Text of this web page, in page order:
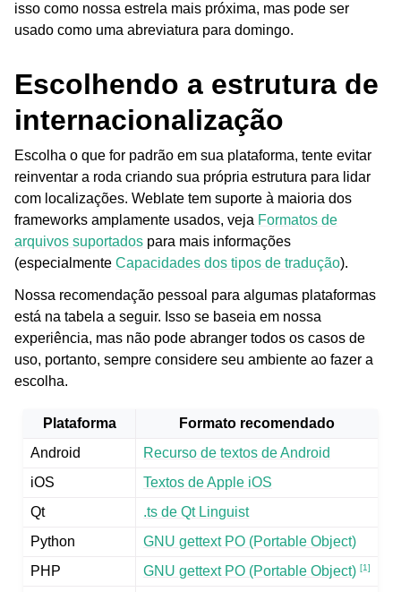
navigation of Instruções de configuração
isso como nossa estrela mais próxima, mas pode ser
usado como uma abreviatura para domingo.
Escolhendo a estrutura de
internacionalização
Escolha o que for padrão em sua plataforma, tente evitar
reinventar a roda criando sua própria estrutura para lidar
com localizações. Weblate tem suporte à maioria dos
frameworks amplamente usados, veja Formatos de
arquivos suportados para mais informações
(especialmente Capacidades dos tipos de tradução).
Nossa recomendação pessoal para algumas plataformas
está na tabela a seguir. Isso se baseia em nossa
experiência, mas não pode abranger todos os casos de
uso, portanto, sempre considere seu ambiente ao fazer a
escolha.
Plataforma
Formato recomendado
Android
Recurso de textos de Android
iOS
Textos de Apple iOS
Qt
.ts de Qt Linguist
Python
GNU gettext PO (Portable Object)
PHP
GNU gettext PO (Portable Object) [1]